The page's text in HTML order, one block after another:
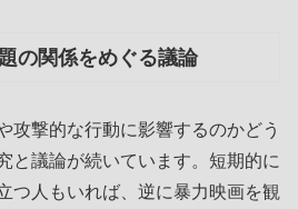
の関係をめぐる議論
攻撃的な行動に影響するのかどう
と議論が続いています。短期的に
つ人もいれば、逆に暴力映画を観